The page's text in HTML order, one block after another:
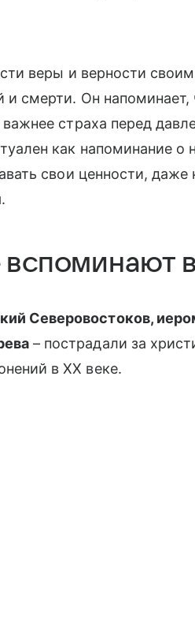
веры и верности
и смерти. Он напоминает,
страха перед
как напоминание
свои ценности,
в
Северовостоков,
– пострадали за
в XX веке.